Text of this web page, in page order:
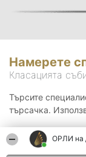
ОРЛИ на
Намерете
Класацията
Търсите
търсачка.